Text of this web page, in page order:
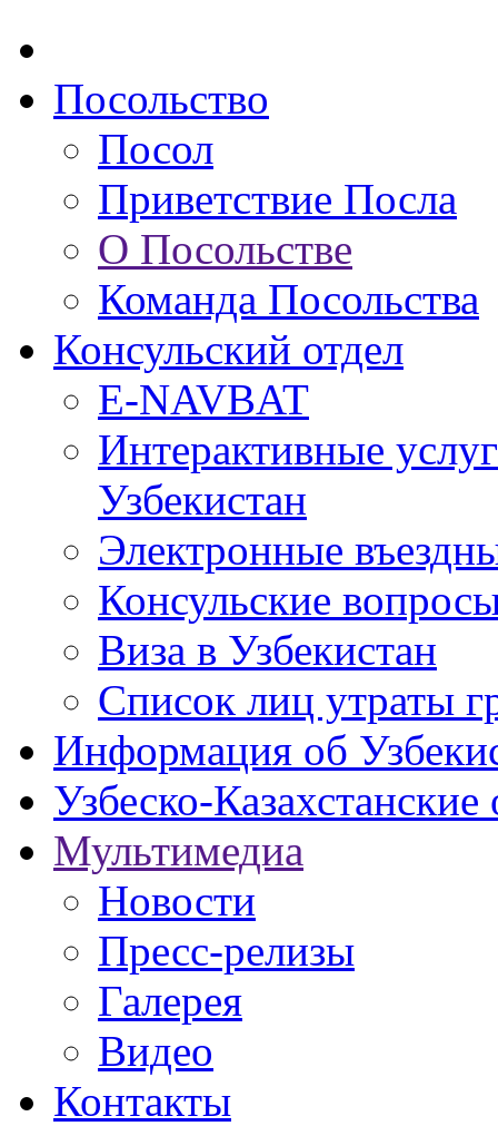
Посольство
Посол
Приветствие Посла
О Посольстве
Команда Посольства
Консульский отдел
E-NAVBAT
Интерактивные
Узбекистан
Электронные
Консульские
Виза в Узбекистан
Список лиц утраты
Информация об
Узбеско-
Мультимедиа
Новости
Пресс-релизы
Галерея
Видео
Контакты